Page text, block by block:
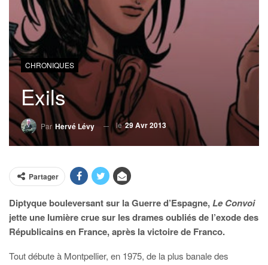
CHRONIQUES
Exils
ParHervé Lévy le29 Avr 2013
Partager
Diptyque bouleversant sur la Guerre d’Espagne,Le Convoi
jette une lumière crue sur les drames oubliés de l’exode des
Républicains en France, après la victoire de Franco.
Tout débute à Montpellier, en 1975, de la plus banale des